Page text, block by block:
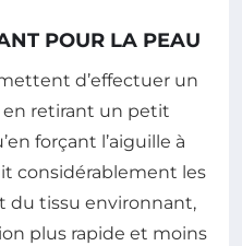
POUR LA PEAU
d’effectuer un
en retirant un petit
forçant l’aiguille à
considérablement les
du tissu environnant,
plus rapide et moins